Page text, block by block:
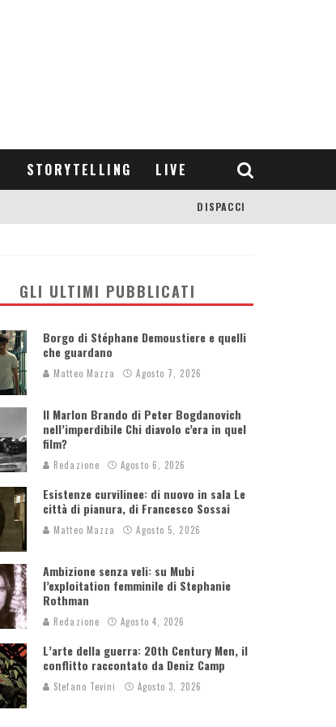
STORYTELLING LIVE
DISPACCI
GLI ULTIMI PUBBLICATI
Borgo di Stéphane Demoustiere e quelli
che guardano
Matteo Mazza Agosto 7, 2026
Il Marlon Brando di Peter Bogdanovich
nell’imperdibile Chi diavolo c’era in quel
film?
Redazione Agosto 6, 2026
Esistenze curvilinee: di nuovo in sala Le
città di pianura, di Francesco Sossai
Matteo Mazza Agosto 5, 2026
Ambizione senza veli: su Mubi
l’exploitation femminile di Stephanie
Rothman
Redazione Agosto 4, 2026
L’arte della guerra: 20th Century Men, il
conflitto raccontato da Deniz Camp
Stefano Tevini Agosto 3, 2026